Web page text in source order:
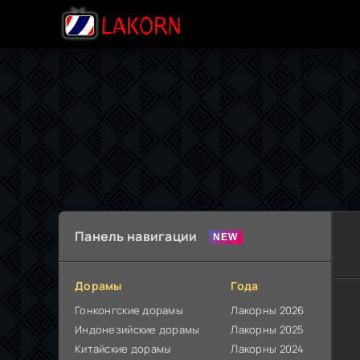
Панель навигации
Дорамы
Гонконгские дорамы
Индонезийские дорамы
Китайские дорамы
Года
Лакорны 2026
Лакорны 2025
Лакорны 2024